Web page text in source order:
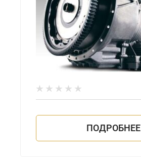
ПОДРОБНЕЕ